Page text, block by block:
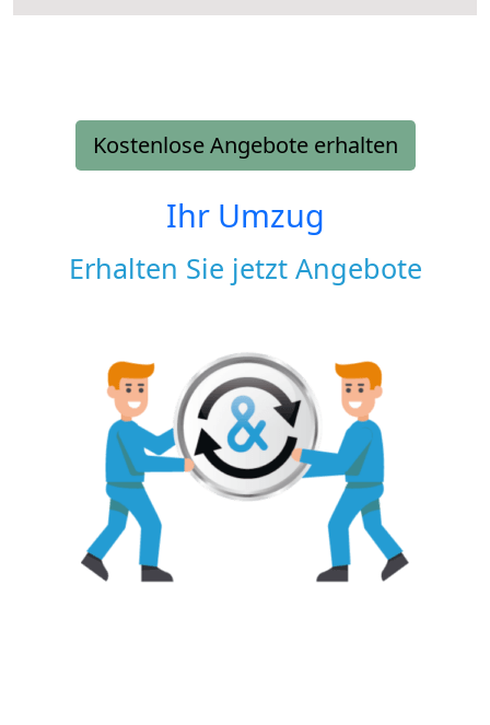
Kostenlose Angebote erhalten
Ihr Umzug
Erhalten Sie jetzt Angebote